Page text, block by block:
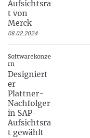
Aufsichtsra
t von
Merck
08.02.2024
Softwarekonze
rn
Designiert
er
Plattner-
Nachfolger
in SAP-
Aufsichtsra
t gewählt